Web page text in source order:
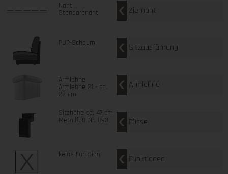
Naht
Standardnaht Ziernaht
PUR-Schaum Sitzausführung
Armlehne
Armlehne 21 - ca.
22 cm
Armlehne
Sitzhöhe ca. 47 cm
Metallfuß Nr. 893 Füsse
keine Funktion Funktionen